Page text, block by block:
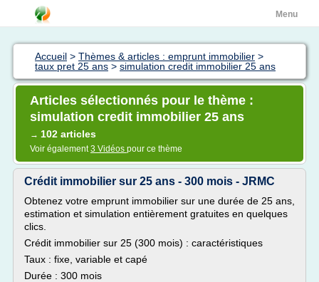
Menu
Accueil > Thèmes & articles : emprunt immobilier >
taux pret 25 ans > simulation credit immobilier 25 ans
Articles sélectionnés pour le thème :
simulation credit immobilier 25 ans
→ 102 articles
Voir également3 Vidéos pour ce thème
Crédit immobilier sur 25 ans - 300 mois - JRMC
Obtenez votre emprunt immobilier sur une durée de 25 ans,
estimation et simulation entièrement gratuites en quelques
clics.
Crédit immobilier sur 25 (300 mois) : caractéristiques
Taux : fixe, variable et capé
Durée : 300 mois